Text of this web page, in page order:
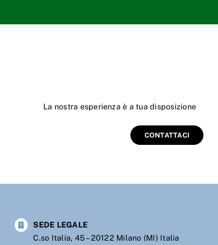
La nostra esperienza è a tua disposizione
CONTATTACI
SEDE LEGALE
C.so Italia, 45 – 20122 Milano (MI) Italia